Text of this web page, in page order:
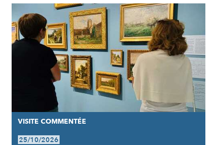
VISITE COMMENTÉE
25/10/2026